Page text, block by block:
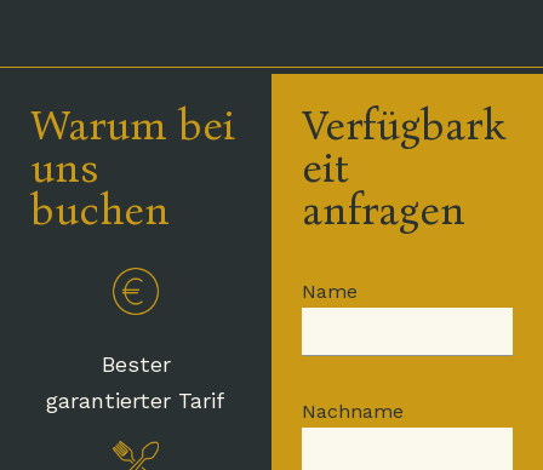
Warum bei
uns
buchen
Bester
garantierter Tarif
Verfügbark
eit
anfragen
Name
Nachname
Terni | Tel +39 0744 202711 | Fax +39 0744 2027200 | P.iva
00270200553 | info@michelangelohotelumbria.it